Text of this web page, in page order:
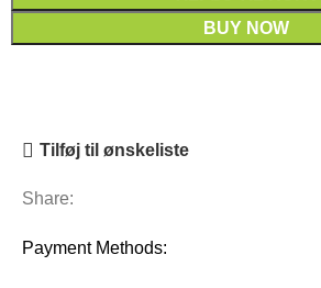
BUY NOW
Tilføj til ønskeliste
Share:
Payment Methods: